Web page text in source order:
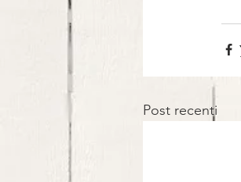
Post recenti